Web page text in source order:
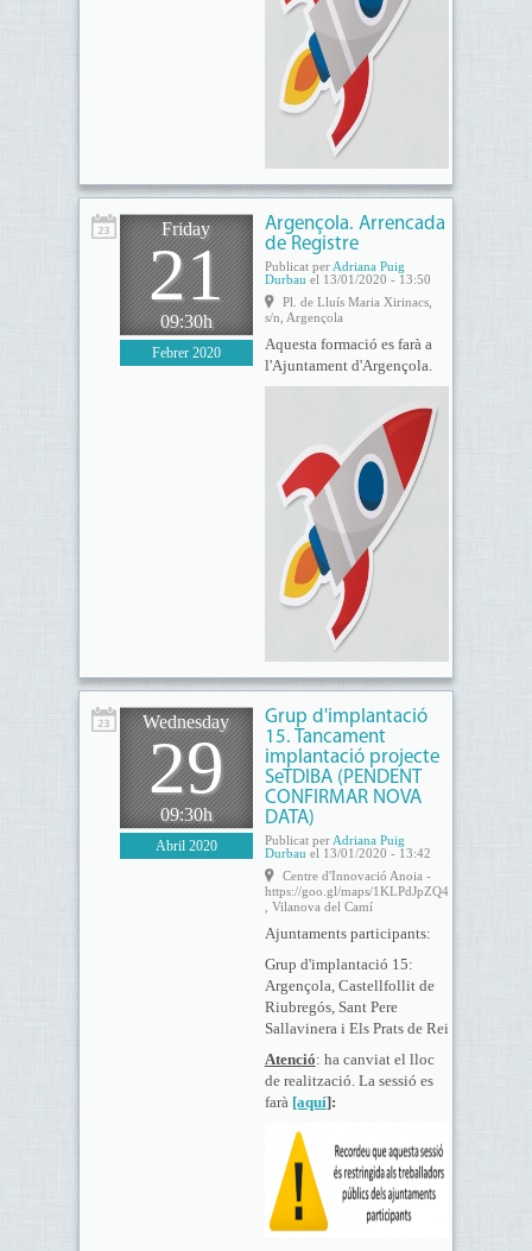
Friday
21
09:30h
Febrer 2020
Argençola. Arrencada
de Registre
Publicat per Adriana Puig
Durbau el 13/01/2020 - 13:50
Pl. de Lluís Maria Xirinacs,
s/n, Argençola
Aquesta formació es farà a
l'Ajuntament d'Argençola.
Wednesday
29
09:30h
Abril 2020
Grup d'implantació
15. Tancament
implantació projecte
SeTDIBA (PENDENT
CONFIRMAR NOVA
DATA)
Publicat per Adriana Puig
Durbau el 13/01/2020 - 13:42
Centre d'Innovació Anoia -
https://goo.gl/maps/1KLPdJpZQ4FNTcvu8
, Vilanova del Camí
Ajuntaments participants:
Grup d'implantació 15:
Argençola, Castellfollit de
Riubregós, Sant Pere
Sallavinera i Els Prats de Rei
Atenció: ha canviat el lloc
de realització. La sessió es
farà [aquí]: